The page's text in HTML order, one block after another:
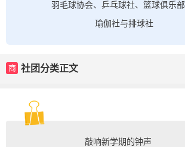
羽毛球协会、乒乓球社、篮球俱乐部
瑜伽社与排球社
商 社团分类正文
敲响新学期的钟声